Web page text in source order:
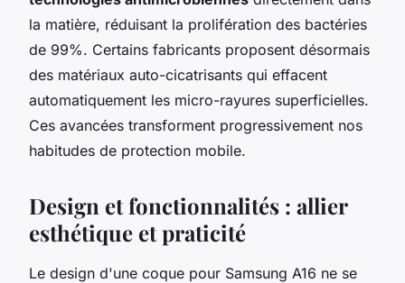
la matière, réduisant la prolifération des bactéries
de 99%. Certains fabricants proposent désormais
des matériaux auto-cicatrisants qui effacent
automatiquement les micro-rayures superficielles.
Ces avancées transforment progressivement nos
habitudes de protection mobile.
Design et fonctionnalités : allier
esthétique et praticité
Le design d'une coque pour Samsung A16 ne se